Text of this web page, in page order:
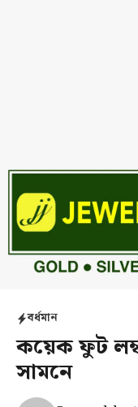
বর্ধমান
কয়েক ফুট
সামনে